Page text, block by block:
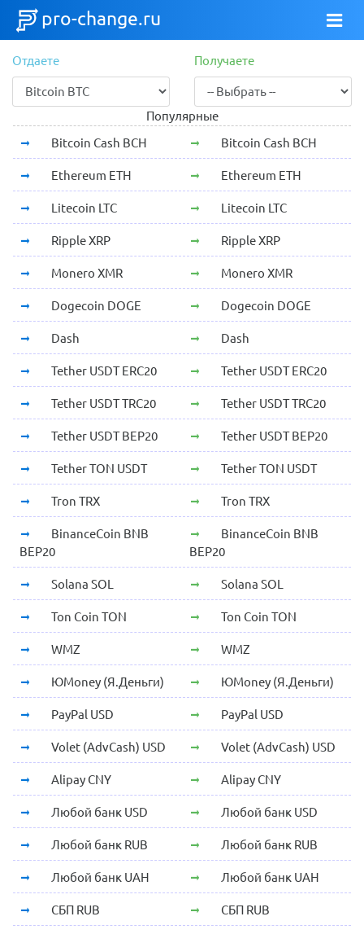
pro-change.ru
Отдаете Получаете
Популярные
Bitcoin Cash BCH
Bitcoin Cash BCH
Ethereum ETH Ethereum ETH
Litecoin LTC Litecoin LTC
Ripple XRP Ripple XRP
Monero XMR Monero XMR
Dogecoin DOGE Dogecoin DOGE
Dash Dash
Tether USDT ERC20 Tether USDT ERC20
Tether USDT TRC20 Tether USDT TRC20
Tether USDT BEP20 Tether USDT BEP20
Tether TON USDT Tether TON USDT
Tron TRX Tron TRX
BinanceCoin BNB
BEP20
BinanceCoin BNB
BEP20
Solana SOL Solana SOL
Ton Coin TON Ton Coin TON
WMZ WMZ
ЮMoney (Я.Деньги) ЮMoney (Я.Деньги)
PayPal USD PayPal USD
Volet (AdvCash) USD Volet (AdvCash) USD
Alipay CNY Alipay CNY
Любой банк USD Любой банк USD
Любой банк RUB Любой банк RUB
Любой банк UAH Любой банк UAH
СБП RUB СБП RUB